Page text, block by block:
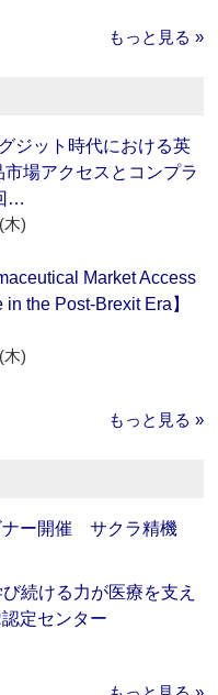
もっと見る »
ジット時代における英
場アクセスとコンプラ
…
木)
Market Access
the Post-Brexit Era】
木)
もっと見る »
ナー開催 サクラ精機
続ける力が医療を支え
定センター